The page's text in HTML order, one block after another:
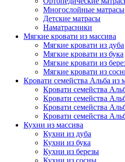
Многослойные матрасы
Детские матрасы
Наматрасники
Мягкие кровати из массива
Мягкие кровати из дуба
Мягкие кровати из бука
Мягкие кровати из
Мягкие кровати из
Кровати семейства Альба из
Кровати семейства
Кровати семейства
Кровати семейства
Кровати семейства
Кухни из массива
Кухни из дуба
Кухни из бука
Кухни из березы
Кухни из сосны